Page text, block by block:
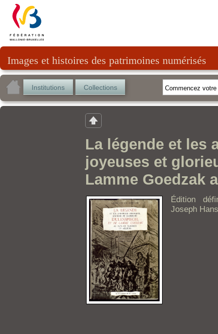
Images et histoires des patrimoines numérisés
Institutions Collections
La légende et les
joyeuses et
Lamme Goedzak
Édition
Joseph